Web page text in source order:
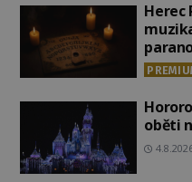
Herec
oběti